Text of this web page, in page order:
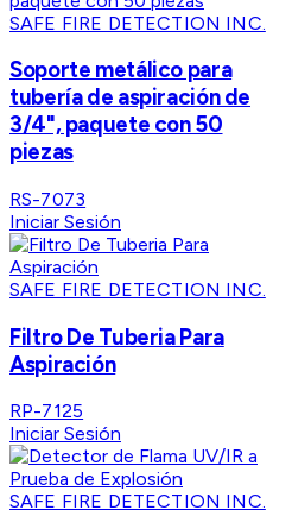
SAFE FIRE DETECTION INC.
Soporte metálico para
tubería de aspiración de
3/4", paquete con 50
piezas
RS-7073
Iniciar Sesión
SAFE FIRE DETECTION INC.
Filtro De Tuberia Para
Aspiración
RP-7125
Iniciar Sesión
SAFE FIRE DETECTION INC.